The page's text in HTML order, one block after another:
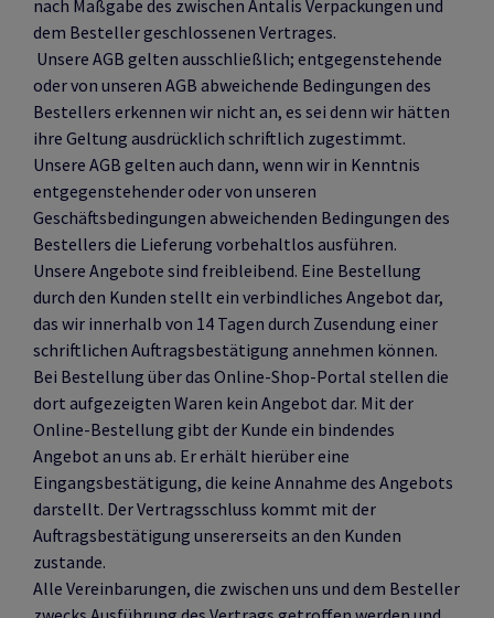
nach Maßgabe des zwischen Antalis Verpackungen und
dem Besteller geschlossenen Vertrages.
Unsere AGB gelten ausschließlich; entgegenstehende
oder von unseren AGB abweichende Bedingungen des
Bestellers erkennen wir nicht an, es sei denn wir hätten
ihre Geltung ausdrücklich schriftlich zugestimmt.
Unsere AGB gelten auch dann, wenn wir in Kenntnis
entgegenstehender oder von unseren
Geschäftsbedingungen abweichenden Bedingungen des
Bestellers die Lieferung vorbehaltlos ausführen.
Unsere Angebote sind freibleibend. Eine Bestellung
durch den Kunden stellt ein verbindliches Angebot dar,
das wir innerhalb von 14 Tagen durch Zusendung einer
schriftlichen Auftragsbestätigung annehmen können.
Bei Bestellung über das Online-Shop-Portal stellen die
dort aufgezeigten Waren kein Angebot dar. Mit der
Online-Bestellung gibt der Kunde ein bindendes
Angebot an uns ab. Er erhält hierüber eine
Eingangsbestätigung, die keine Annahme des Angebots
darstellt. Der Vertragsschluss kommt mit der
Auftragsbestätigung unsererseits an den Kunden
zustande.
Alle Vereinbarungen, die zwischen uns und dem Besteller